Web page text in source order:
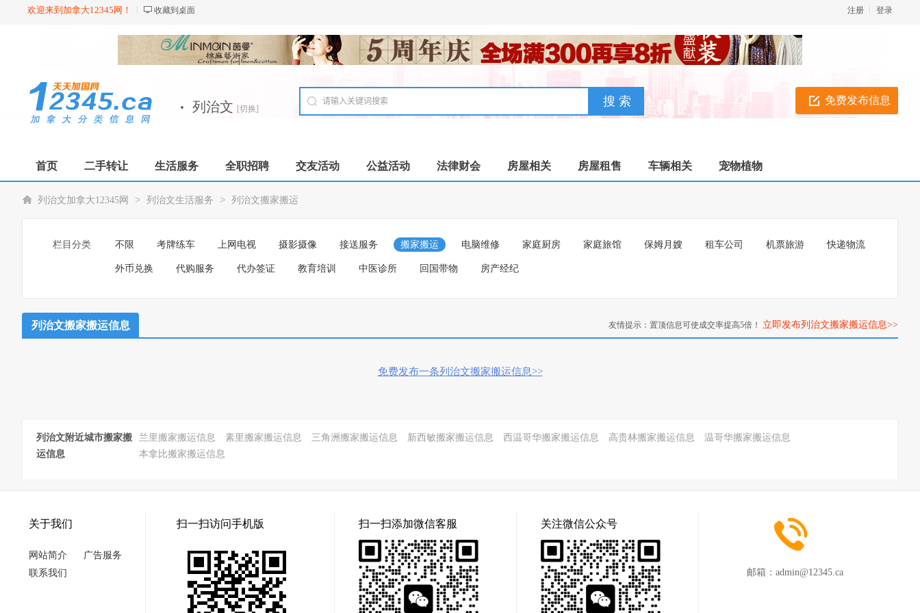
欢迎来到加拿大12345网！ 收藏到桌面 登录
注册
免费发布信息
· 列治文 [切换]
首页 二手转让 生活服务 全职招聘 交友活动 公益活动 法律财会 房屋相关 房屋租售 车辆相关 宠物植物
列治文加拿大12345网 > 列治文生活服务 > 列治文搬家搬运
栏目分类 不限 考牌练车 上网电视 摄影摄像 接送服务 搬家搬运 电脑维修 家庭厨房 家庭旅馆 保姆月嫂 租车公司 机票旅游 快递物流
外币兑换 代购服务 代办签证 教育培训 中医诊所 回国带物 房产经纪
列治文搬家搬运信息 友情提示：置顶信息可使成交率提高5倍！ 立即发布列治文搬家搬运信息>>
免费发布一条列治文搬家搬运信息>>
列治文附近城市搬家搬
运信息
兰里搬家搬运信息 素里搬家搬运信息 三角洲搬家搬运信息 新西敏搬家搬运信息 西温哥华搬家搬运信息 高贵林搬家搬运信息
温哥华搬家搬运信息
本拿比搬家搬运信息
关于我们
网站简介
广告服务
联系我们
扫一扫访问手机版 扫一扫添加微信客服 关注微信公众号
邮箱： admin@12345.ca